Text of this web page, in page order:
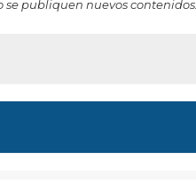
publiquen nuevos contenidos.